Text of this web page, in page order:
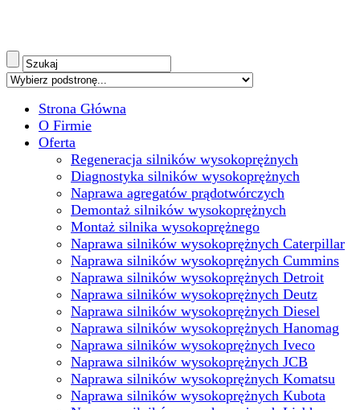
Strona Główna
O Firmie
Oferta
Regeneracja silników wysokoprężnych
Diagnostyka silników wysokoprężnych
Naprawa agregatów prądotwórczych
Demontaż silników wysokoprężnych
Montaż silnika wysokoprężnego
Naprawa silników wysokoprężnych Caterpillar
Naprawa silników wysokoprężnych Cummins
Naprawa silników wysokoprężnych Detroit
Naprawa silników wysokoprężnych Deutz
Naprawa silników wysokoprężnych Diesel
Naprawa silników wysokoprężnych Hanomag
Naprawa silników wysokoprężnych Iveco
Naprawa silników wysokoprężnych JCB
Naprawa silników wysokoprężnych Komatsu
Naprawa silników wysokoprężnych Kubota